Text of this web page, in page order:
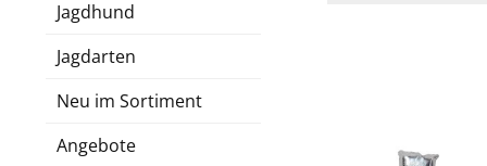
Jagdhund
Jagdarten
Neu im Sortiment
Angebote